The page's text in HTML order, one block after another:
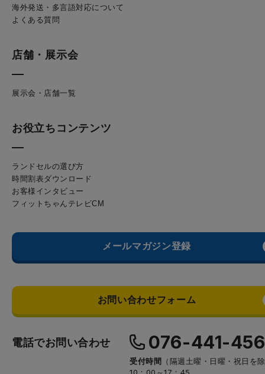
海外発送・多言語対応について
よくある質問
店舗・展示会
展示会・店舗一覧
お役立ちコンテンツ
ランドセルの選び方
時間割表ダウンロード
お客様インタビュー
フィットちゃんテレビCM
メールマガジン登録
お問い合わせフォーム
電話でお問い合わせ 076-441-
受付時間 （隔週土曜・日曜・祝日を